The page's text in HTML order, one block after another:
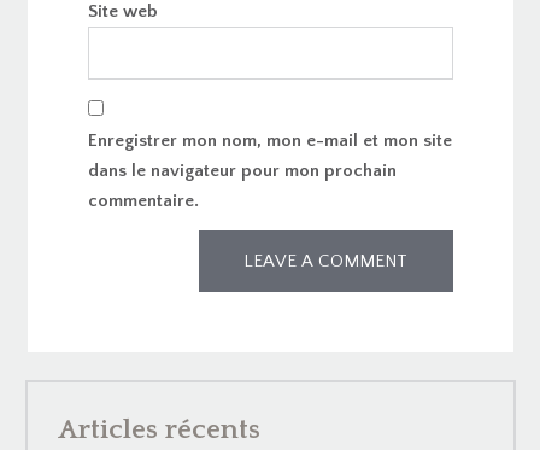
Site web
Enregistrer mon nom, mon e-mail et mon site
dans le navigateur pour mon prochain
commentaire.
Articles récents